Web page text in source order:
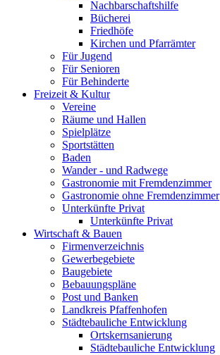
Nachbarschaftshilfe
Bücherei
Friedhöfe
Kirchen und Pfarrämter
Für Jugend
Für Senioren
Für Behinderte
Freizeit & Kultur
Vereine
Räume und Hallen
Spielplätze
Sportstätten
Baden
Wander - und Radwege
Gastronomie mit Fremdenzimmer
Gastronomie ohne Fremdenzimmer
Unterkünfte Privat
Unterkünfte Privat
Wirtschaft & Bauen
Firmenverzeichnis
Gewerbegebiete
Baugebiete
Bebauungspläne
Post und Banken
Landkreis Pfaffenhofen
Städtebauliche Entwicklung
Ortskernsanierung
Städtebauliche Entwicklung